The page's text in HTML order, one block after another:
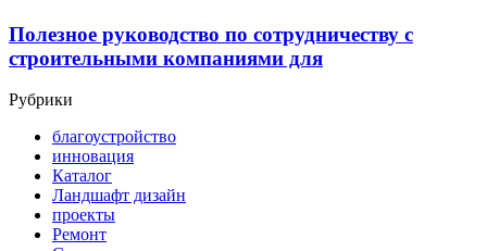
Полезное руководство по сотрудничеству с
строительными компаниями для
Рубрики
благоустройство
инновация
Каталог
Ландшафт дизайн
проекты
Ремонт